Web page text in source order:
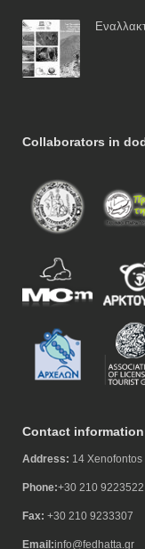
Collaborators in
Contact information
Address: 14 Xenofontos
Phone:+30 210 9223522
Fax: +30 210 9233307
Email:info@fedhatta.gr